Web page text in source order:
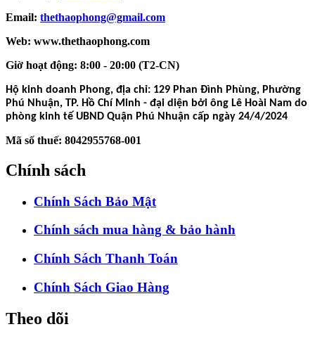
Email: thethaophong@gmail.com
Web: www.thethaophong.com
Giờ hoạt động: 8:00 - 20:00 (T2-CN)
Hộ kinh doanh Phong, địa chỉ: 129 Phan Đình Phùng, Phường
Phú Nhuận, TP. Hồ Chí Minh - đại diện bởi ông Lê Hoài Nam do
phòng kinh tế UBND Quận Phú Nhuận cấp ngày 24/4/2024
Mã số thuế: 8042955768-001
Chính sách
Chính Sách Bảo Mật
Chính sách mua hàng & bảo hành
Chính Sách Thanh Toán
Chính Sách Giao Hàng
Theo dõi